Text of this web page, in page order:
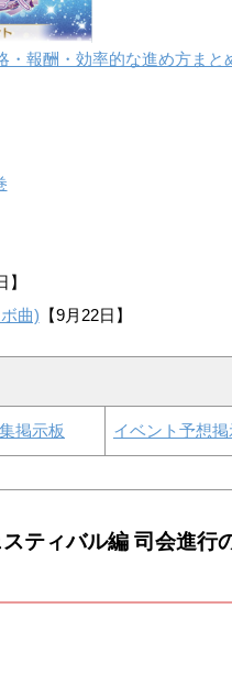
・報酬・効率的な進め方まと
】
曲) 【9月22日】
掲示板 イベント予想掲
ティバル編 司会進行